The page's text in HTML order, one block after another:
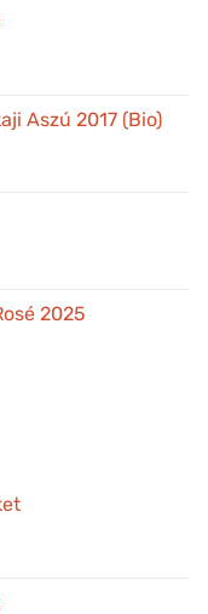
Aszú 2017 (Bio)
2025